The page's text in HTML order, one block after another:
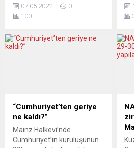
Cüneyt Işık’ın üstlendiği “Kuş
Olsam”, “En İyi Yabancı Kısa
Roma’daki Space Moderno
festivalde filmlere...
07.05.2022
0
100
“Cumhuriyet’ten geriye
ne kaldı?”
Mainz Halkevi’nde
Cumhuriyet’in kuruluşunun